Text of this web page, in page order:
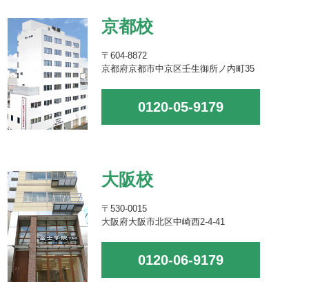
京都校
〒604-8872
京都府京都市中京区壬生御所ノ内町35
0120-05-9179
大阪校
〒530-0015
大阪府大阪市北区中崎西2-4-41
0120-06-9179